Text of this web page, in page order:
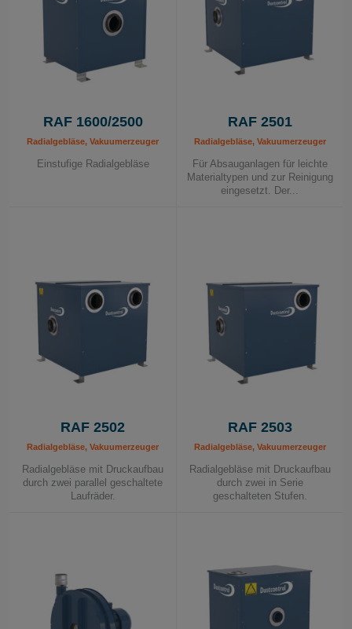
RAF 1600/2500
Radialgebläse, Vakuumerzeuger
Einstufige Radialgebläse
RAF 2501
Radialgebläse, Vakuumerzeuger
Für Absauganlagen für leichte
Materialtypen und zur Reinigung
eingesetzt. Der...
RAF 2502
Radialgebläse, Vakuumerzeuger
Radialgebläse mit Druckaufbau
durch zwei parallel geschaltete
Laufräder.
RAF 2503
Radialgebläse, Vakuumerzeuger
Radialgebläse mit Druckaufbau
durch zwei in Serie
geschalteten Stufen.